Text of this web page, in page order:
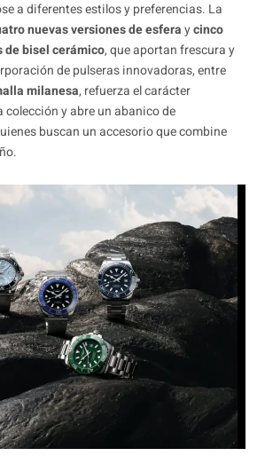
a diferentes estilos y preferencias. La
nuevas versiones de esferaycinco
bisel cerámico, que aportan frescura y
de pulseras innovadoras, entre
milanesa, refuerza el carácter
colección y abre un abanico de
buscan un accesorio que combine